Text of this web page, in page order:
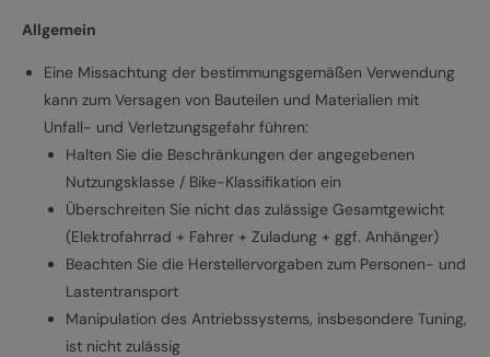
Allgemein
Eine Missachtung der bestimmungsgemäßen Verwendung
kann zum Versagen von Bauteilen und Materialien mit
Unfall- und Verletzungsgefahr führen:
Halten Sie die Beschränkungen der angegebenen
Nutzungsklasse / Bike-Klassifikation ein
Überschreiten Sie nicht das zulässige Gesamtgewicht
(Elektrofahrrad + Fahrer + Zuladung + ggf. Anhänger)
Beachten Sie die Herstellervorgaben zum Personen- und
Lastentransport
Manipulation des Antriebssystems, insbesondere Tuning,
ist nicht zulässig